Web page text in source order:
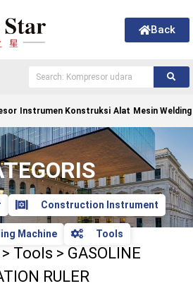
Back
Instrumen Konstruksi Alat Mesin Welding
Construction Instrument
Machine Tools
> Tools > GASOLINE
RULER